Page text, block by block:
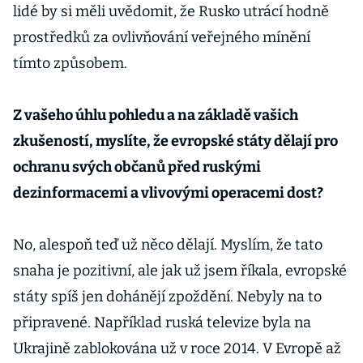
lidé by si měli uvědomit, že Rusko utrácí hodně
prostředků za ovlivňování veřejného mínění
tímto způsobem.
Z vašeho úhlu pohledu a na základě vašich
zkušeností, myslíte, že evropské státy dělají pro
ochranu svých občanů před ruskými
dezinformacemi a vlivovými operacemi dost?
No, alespoň teď už něco dělají. Myslím, že tato
snaha je pozitivní, ale jak už jsem říkala, evropské
státy spíš jen dohánějí zpoždění. Nebyly na to
připravené. Například ruská televize byla na
Ukrajině zablokována už v roce 2014. V Evropě až